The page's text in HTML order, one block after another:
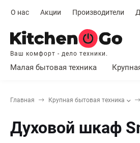
О нас Акции Производители
Ваш комфорт - дело техники.
Малая бытовая техника
Главная Крупная бытовая техника
Духовой шкаф